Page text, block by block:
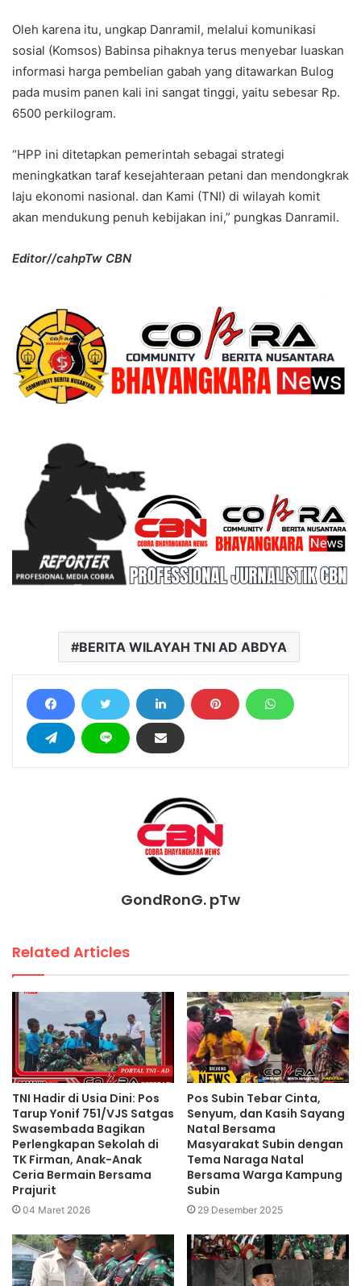
Oleh karena itu, ungkap Danramil, melalui komunikasi
sosial (Komsos) Babinsa pihaknya terus menyebar luaskan
informasi harga pembelian gabah yang ditawarkan Bulog
pada musim panen kali ini sangat tinggi, yaitu sebesar Rp.
6500 perkilogram.
“HPP ini ditetapkan pemerintah sebagai strategi
meningkatkan taraf kesejahteraan petani dan mendongkrak
laju ekonomi nasional. dan Kami (TNI) di wilayah komit
akan mendukung penuh kebijakan ini,” pungkas Danramil.
Editor//cahpTw CBN
BERITA WILAYAH TNI AD ABDYA
GondRonG. pTw
Related Articles
TNI Hadir di Usia Dini: Pos
Tarup Yonif 751/VJS Satgas
Swasembada Bagikan
Perlengkapan Sekolah di
TK Firman, Anak-Anak
Ceria Bermain Bersama
Prajurit
04 Maret 2026
Pos Subin Tebar Cinta,
Senyum, dan Kasih Sayang
Natal Bersama
Masyarakat Subin dengan
Tema Naraga Natal
Bersama Warga Kampung
Subin
29 Desember 2025